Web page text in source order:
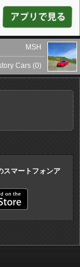
MSH
Cars (0)
スマートフォンア